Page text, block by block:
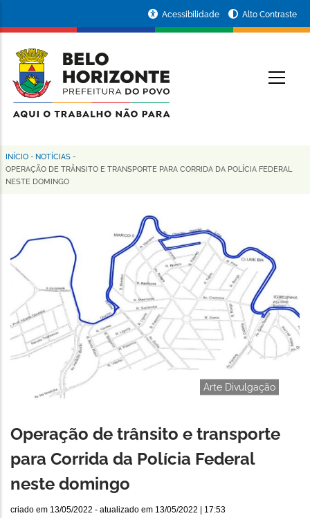
conteúdo
principal
da
Prefeitura
de
Horizonte
Acessibilidade Alto Contraste
Trilha
de
INÍCIO - NOTÍCIAS -
OPERAÇÃO DE TRÂNSITO E TRANSPORTE PARA CORRIDA DA POLÍCIA FEDERAL
NESTE DOMINGO
Arte Divulgação
Operação de trânsito e transporte
para Corrida da Polícia Federal
neste domingo
criado em 13/05/2022 - atualizado em 13/05/2022 | 17:53